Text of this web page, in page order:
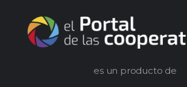
es un producto de